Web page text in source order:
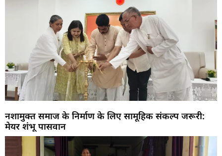
नशामुक्त समाज के निर्माण के लिए सामूहिक संकल्प जरूरी:
मेयर शंभू पासवान